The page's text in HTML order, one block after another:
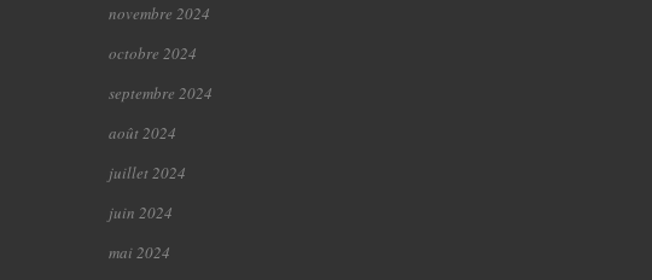
novembre 2024
octobre 2024
septembre 2024
août 2024
juillet 2024
juin 2024
mai 2024